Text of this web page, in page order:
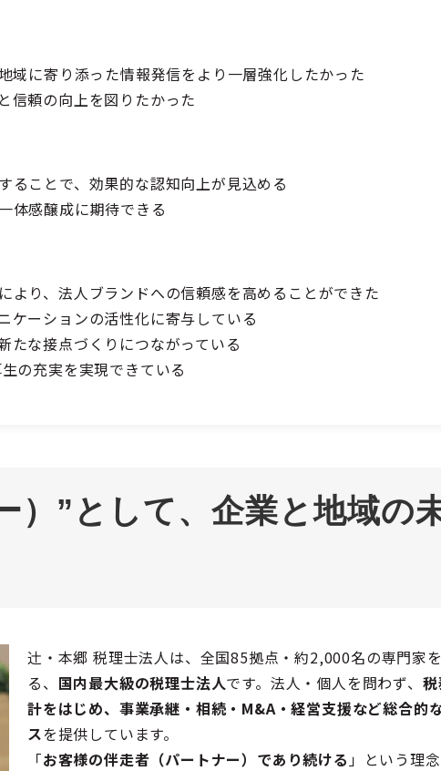
域に寄り添った情報発信をより一層強化したかった
信頼の向上を図りたかった
ることで、効果的な認知向上が見込める
体感醸成に期待できる
り、法人ブランドへの信頼感を高めることができた
ケーションの活性化に寄与している
たな接点づくりにつながっている
の充実を実現できている
）”として、企業と地域の
辻󠄀・本郷 税理士法人は、全国85拠点・約2,000名の専門家
る、 国内最大級の税理士法人です。法人・個人を問わず、
計をはじめ、事業承継・相続・M&A・経営支援など総合的
スを提供しています。
「お客様の伴走者（パートナー）であり続ける」という理